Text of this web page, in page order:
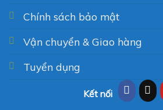
Chính sách bảo mật
Vận chuyển & Giao hàng
Tuyển dụng
Kết nối